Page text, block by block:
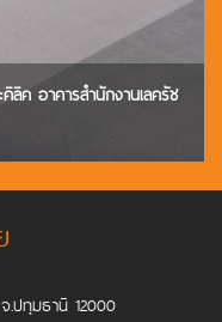
ค อาคารสำนักงานเลครัช
.ปทุมธานี 12000